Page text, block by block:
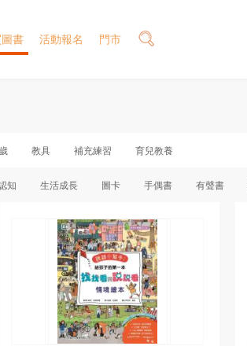
教具 補充練習 育兒教養
知 生活成長 圖卡 手偶書 有聲書
書 活動報名 門市